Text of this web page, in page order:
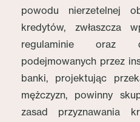
powodu nierzetelnej
kredytów, zwłaszcza
regulaminie oraz
podejmowanych przez
banki, projektując
mężczyzn, powinny
zasad przyznawania